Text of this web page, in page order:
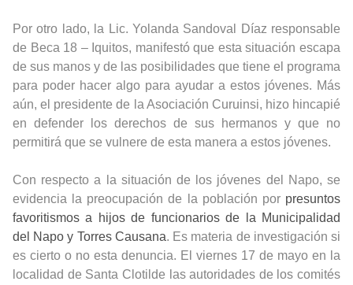
Por otro lado, la Lic. Yolanda Sandoval Díaz responsable
de Beca 18 – Iquitos, manifestó que esta situación escapa
de sus manos y de las posibilidades que tiene el programa
para poder hacer algo para ayudar a estos jóvenes. Más
aún, el presidente de la Asociación Curuinsi, hizo hincapié
en defender los derechos de sus hermanos y que no
permitirá que se vulnere de esta manera a estos jóvenes.
Con respecto a la situación de los jóvenes del Napo, se
evidencia la preocupación de la población por presuntos
favoritismos a hijos de funcionarios de la Municipalidad
del Napo y Torres Causana. Es materia de investigación si
es cierto o no esta denuncia. El viernes 17 de mayo en la
localidad de Santa Clotilde las autoridades de los comités